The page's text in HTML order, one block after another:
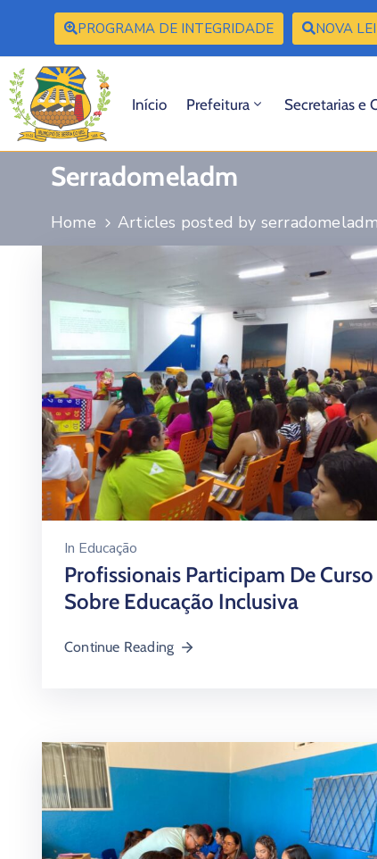
PROGRAMA DE INTEGRIDADE NOVA
Início Prefeitura Secretarias e
Serradomeladm
Home Articles posted by
In Educação
Profissionais Participam De Curso
Sobre Educação Inclusiva
Continue Reading